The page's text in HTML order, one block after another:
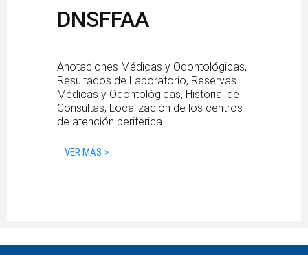
DNSFFAA
Anotaciones Médicas y Odontológicas,
Resultados de Laboratorio, Reservas
Médicas y Odontológicas, Historial de
Consultas, Localización de los centros
de atención periferica.
VER MÁS >